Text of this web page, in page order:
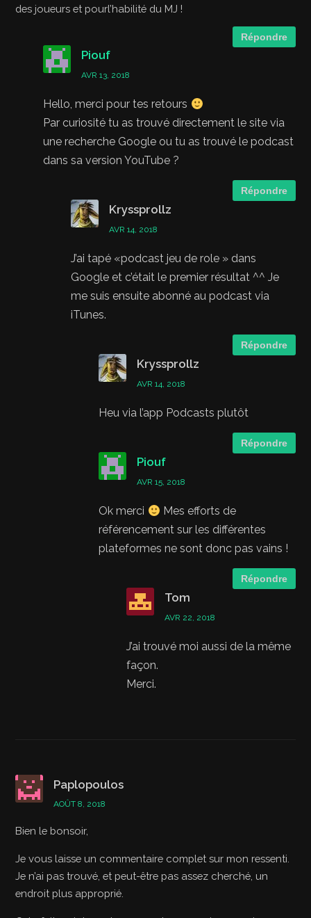
des joueurs et pourl’habilité du MJ !
Répondre
Piouf
AVR 13, 2018
Hello, merci pour tes retours
Par curiosité tu as trouvé directement le site via
une recherche Google ou tu as trouvé le podcast
dans sa version YouTube ?
Répondre
Kryssprollz
AVR 14, 2018
J’ai tapé «podcast jeu de role » dans
Google et c’était le premier résultat ^^ Je
me suis ensuite abonné au podcast via
iTunes.
Répondre
Kryssprollz
AVR 14, 2018
Heu via l’app Podcasts plutôt
Répondre
Piouf
AVR 15, 2018
Ok merci
Mes efforts de
référencement sur les différentes
plateformes ne sont donc pas vains !
Répondre
Tom
AVR 22, 2018
J’ai trouvé moi aussi de la même
façon.
Merci.
Paplopoulos
AOÛT 8, 2018
Bien le bonsoir,
Je vous laisse un commentaire complet sur mon ressenti.
Je n’ai pas trouvé, et peut-être pas assez cherché, un
endroit plus approprié.